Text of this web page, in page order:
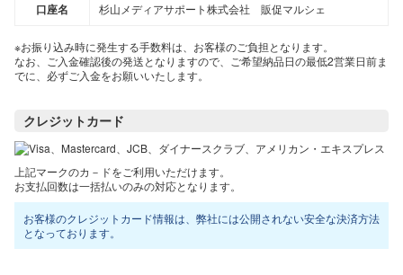
口座名 杉山メディアサポート株式会社 販促マルシェ
※お振り込み時に発生する手数料は、お客様のご負担となります。
なお、ご入金確認後の発送となりますので、ご希望納品日の最低2営業日前ま
でに、必ずご入金をお願いいたします。
クレジットカード
上記マークのカ－ドをご利用いただけます。
お支払回数は一括払いのみの対応となります。
お客様のクレジットカード情報は、弊社には公開されない安全な決済方法
となっております。